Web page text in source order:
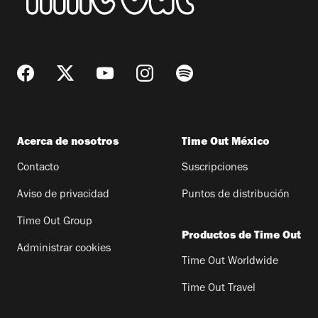
Acerca de nosotros
Contacto
Aviso de privacidad
Time Out Group
Administrar cookies
Time Out México
Suscripciones
Puntos de distribución
Productos de Time Out
Time Out Worldwide
Time Out Travel